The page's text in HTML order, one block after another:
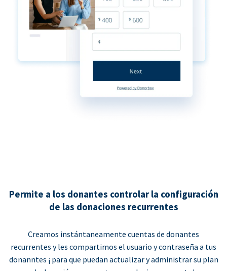
Permite a los donantes controlar la configuración
de las donaciones recurrentes
Creamos instántaneamente cuentas de donantes
recurrentes y les compartimos el usuario y contraseña a tus
donanntes ¡ para que puedan actualizar y administrar su plan